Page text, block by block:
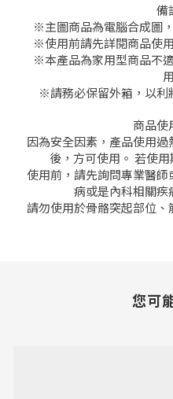
備
※主圖商品為電腦合成圖
※使用前請先詳閱商品使
※本產品為家用型商品不
※請務必保留外箱，以利
商品使
因為安全因素，產品使用
後，方可使用。 若使
使用前，請先詢問專業醫
病或是內科相關疾
請勿使用於骨骼突起部位、
您可